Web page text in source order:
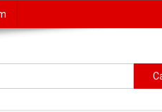
untuk: